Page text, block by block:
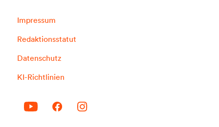
Impressum
Redaktionsstatut
Datenschutz
KI-Richtlinien